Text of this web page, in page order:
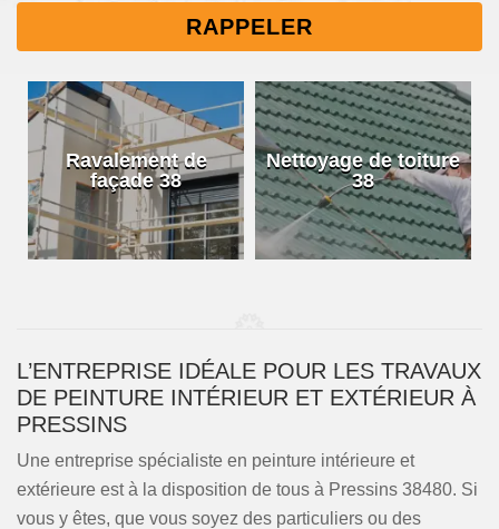
Ravalement de
façade 38
Nettoyage de toiture
38
L’ENTREPRISE IDÉALE POUR LES TRAVAUX
DE PEINTURE INTÉRIEUR ET EXTÉRIEUR À
PRESSINS
Une entreprise spécialiste en peinture intérieure et
extérieure est à la disposition de tous à Pressins 38480. Si
vous y êtes, que vous soyez des particuliers ou des